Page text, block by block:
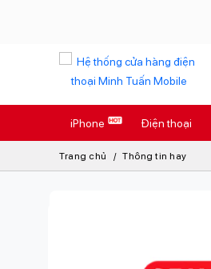
iPhone Điện thoại
Trang chủ Thông tin hay